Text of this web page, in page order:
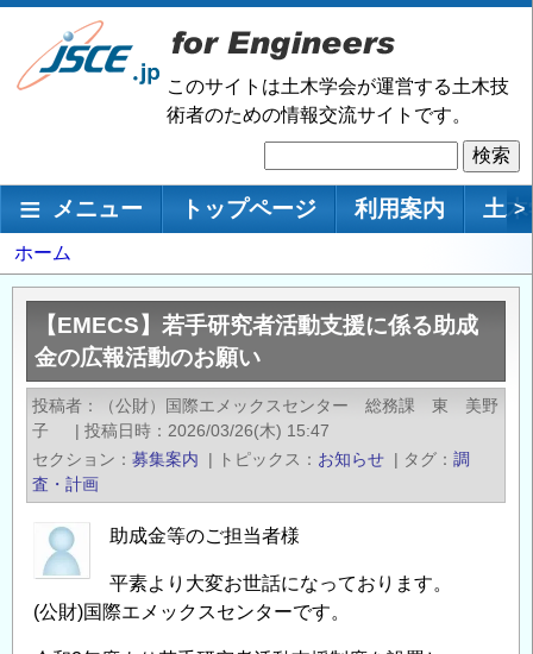
メ
ン
移
このサイトは土木学会が運営する土木技
術者のための情報交流サイトです。
索
メインナビゲーション
メニュー トップページ 利用案内 土 >
パ
ン
ず
ホーム
【EMECS】若手研究者活動支援に係る助成
金の広報活動のお願い
投稿者
（公財）国際エメックスセンター 総務課 東 美野
子
| 投稿日時
2026/03/26(木) 15:47
セクション
募集案内 | トピックス お知らせ | タグ
調
査・計画
助成金等のご担当者様
平素より大変お世話になっております。
(公財)国際エメックスセンターです。